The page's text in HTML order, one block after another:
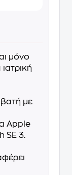
μόνο
με
Apple
SE 3.